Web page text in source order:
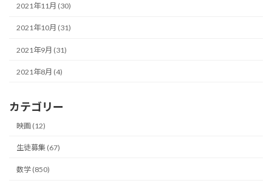
2021年11月 (30)
2021年10月 (31)
2021年9月 (31)
2021年8月 (4)
カテゴリー
映画 (12)
生徒募集 (67)
数学 (850)